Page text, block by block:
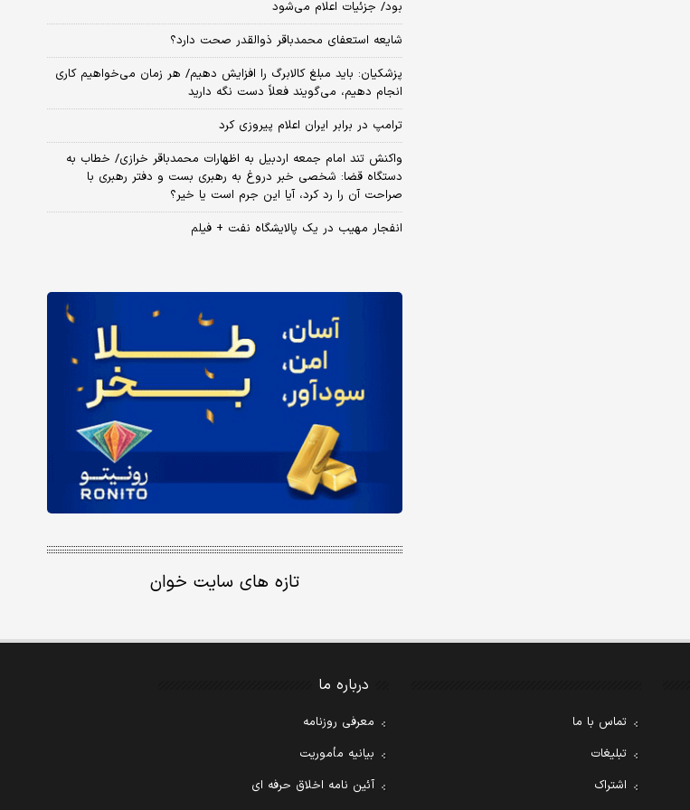
بود/ جزئیات اعلام می‌شود
شایعه استعفای محمدباقر ذوالقدر صحت دارد؟
پزشکیان: باید مبلغ کالابرگ را افزایش دهیم/ هر زمان می‌خواهیم کاری
انجام دهیم، می‌گویند فعلاً دست نگه دارید
ترامپ در برابر ایران اعلام پیروزی کرد
واکنش تند امام جمعه اردبیل به اظهارات محمدباقر خرازی/ خطاب به
دستگاه قضا: شخصی خبر دروغ به رهبری بست و دفتر رهبری با
صراحت آن را رد کرد، آیا این جرم است یا خیر؟
انفجار مهیب در یک پالایشگاه نفت + فیلم
تازه های سایت خوان
تماس با ما
تبلیغات
اشتراک
درباره ما
معرفی روزنامه
بیانیه مأموریت
آئین نامه اخلاق حرفه ای